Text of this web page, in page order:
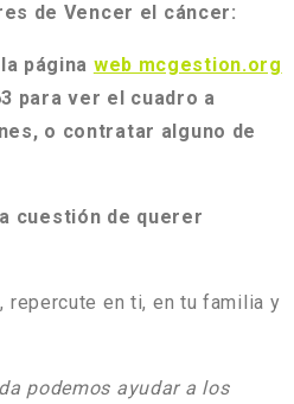
de Vencer el cáncer:
página web mcgestion.org
para ver el cuadro a
o contratar alguno de
cuestión de querer
repercute en ti, en tu familia y
podemos ayudar a los